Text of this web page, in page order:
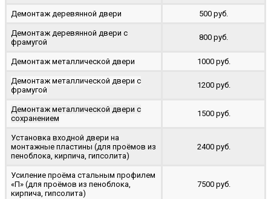
Демонтаж деревянной двери 500 руб.
Демонтаж деревянной двери с
фрамугой
800 руб.
Демонтаж металлической двери 1000 руб.
Демонтаж металлической двери с
фрамугой
1200 руб.
Демонтаж металлической двери с
сохранением
1500 руб.
Установка входной двери на
монтажные пластины (для проёмов из
пеноблока, кирпича, гипсолита)
2400 руб.
Усиление проёма стальным профилем
«П» (для проёмов из пеноблока,
кирпича, гипсолита)
7500 руб.